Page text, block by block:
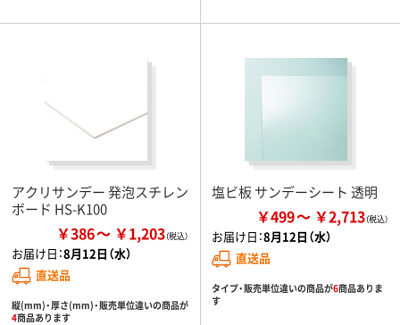
アクリサンデー 発泡スチレン
ボード HS-K100
￥386 ￥1,203
お届け日：8月12日（水）
直送品
縦(mm)・厚さ(mm)・販売単位違いの商品が
4商品あります
塩ビ板 サンデーシート 透明
￥499 ￥2,713
お届け日：8月12日（水）
直送品
タイプ・販売単位違いの商品が6商品ありま
す